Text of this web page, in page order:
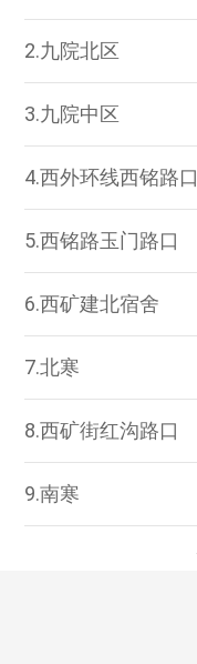
2.九院北区
3.九院中区
4.西外环线西铭路口
5.西铭路玉门路口
6.西矿建北宿舍
7.北寒
8.西矿街红沟路口
9.南寒